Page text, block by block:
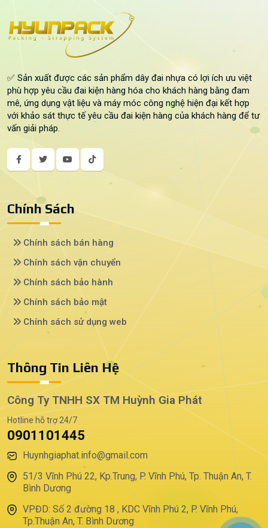
✅ Sản xuất được các sản phẩm dây đai nhựa có lợi ích ưu việt
phù hợp yêu cầu đai kiện hàng hóa cho khách hàng bằng đam
mê, ứng dụng vật liệu và máy móc công nghệ hiện đại kết hợp
với khảo sát thực tế yêu cầu đai kiện hàng của khách hàng để tư
vấn giải pháp.
Chính Sách
Chính sách bán hàng
Chính sách vận chuyển
Chính sách bảo hành
Chính sách bảo mật
Chính sách sử dụng web
Thông Tin Liên Hệ
Công Ty TNHH SX TM Huỳnh Gia Phát
Hotline hỗ trợ 24/7
0901101445
Huynhgiaphat.info@gmail.com
51/3 Vĩnh Phú 22, Kp.Trung, P. Vĩnh Phú, Tp. Thuận An, T.
Bình Dương
VPĐD: Số 2 đường 18 , KDC Vĩnh Phú 2, P. Vĩnh Phú,
Tp.Thuận An, T. Bình Dương